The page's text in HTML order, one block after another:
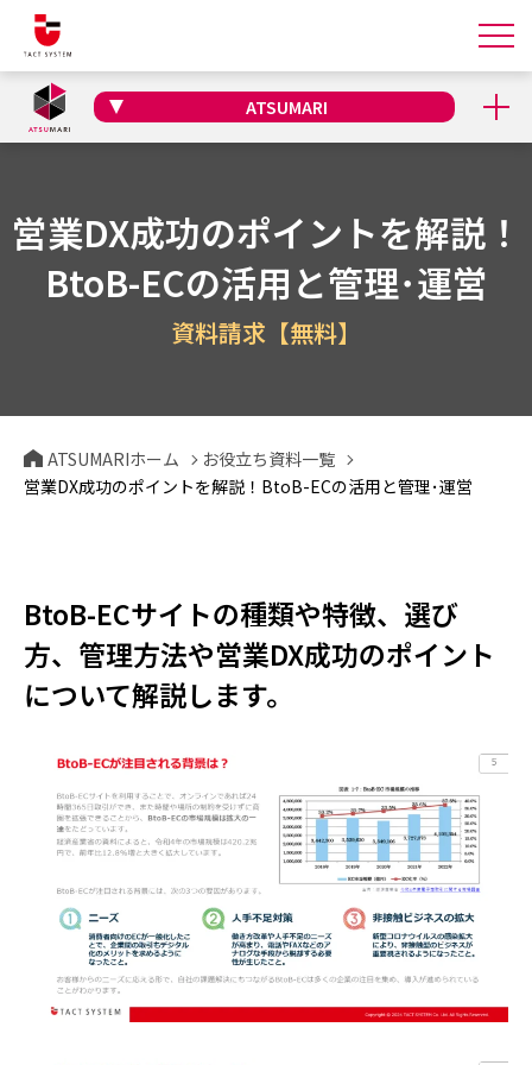
ATSUMARI
営業DX成功のポイントを解説！
BtoB-ECの活用と管理･運営
資料請求【無料】
ATSUMARIホーム
お役立ち資料一覧
営業DX成功のポイントを解説！BtoB-ECの活用と管理･運営
BtoB-ECサイトの種類や特徴、選び
方、管理方法や営業DX成功のポイント
について解説します。